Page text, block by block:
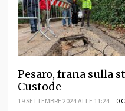
Pesaro, frana sulla
Custode
19 SETTEMBRE 2024 ALLE 11:24 0